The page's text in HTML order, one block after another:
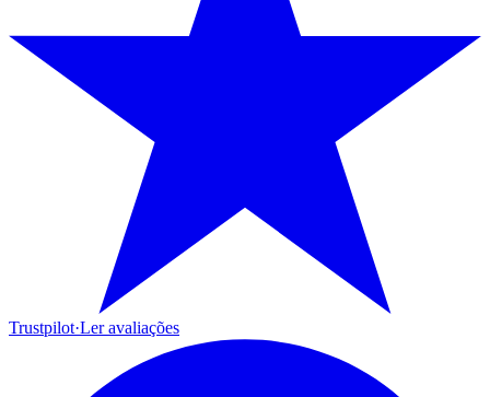
Trustpilot·Ler avaliações